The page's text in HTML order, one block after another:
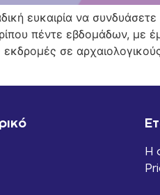
ευκαιρία να συνδυάσετε
πέντε εβδομάδων, με
εκδρομές σε
Η